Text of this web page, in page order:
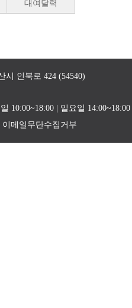
대여달력
시 인북로 424 (54540)
10:00~18:00 | 일요일
이메일무단수집거부